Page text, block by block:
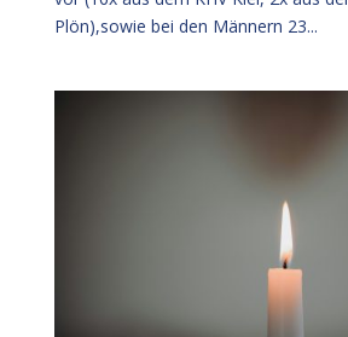
Plön),sowie bei den Männern 23...